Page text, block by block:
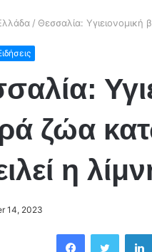
/ Θεσσαλία:
ζώα
η
14, 2023